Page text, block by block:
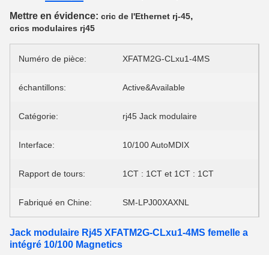
Mettre en évidence: cric de l'Ethernet rj-45,
crics modulaires rj45
Numéro de pièce: XFATM2G-CLxu1-4MS
échantillons: Active&Available
Catégorie: rj45 Jack modulaire
Interface: 10/100 AutoMDIX
Rapport de tours: 1CT : 1CT et 1CT : 1CT
Fabriqué en Chine: SM-LPJ00XAXNL
Jack modulaire Rj45 XFATM2G-CLxu1-4MS femelle a
intégré 10/100 Magnetics